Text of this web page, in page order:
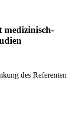
medizinisch-
des Referenten